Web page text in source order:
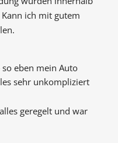
ich mit gutem
so eben mein Auto
sehr unkompliziert
geregelt und war